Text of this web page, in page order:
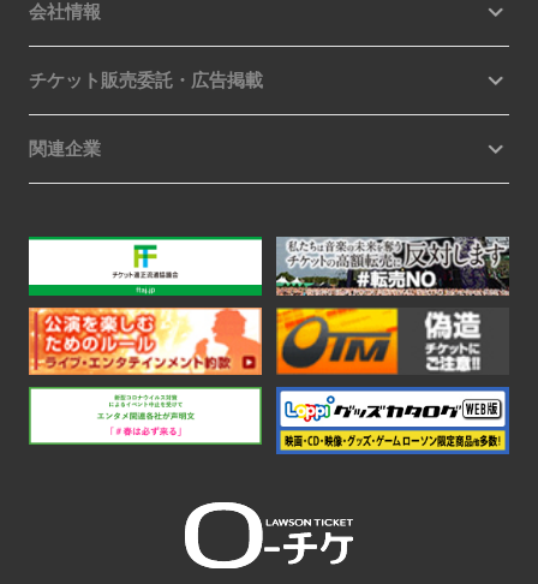
会社情報
チケット販売委託・広告掲載
関連企業